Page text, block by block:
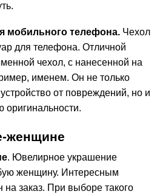
мобильного телефона. Чехол
для телефона. Отличной
чехол, с нанесенной на
именем. Он не только
от повреждений, но и
оригинальности.
женщине
. Ювелирное украшение
женщину. Интересным
на заказ. При выборе такого